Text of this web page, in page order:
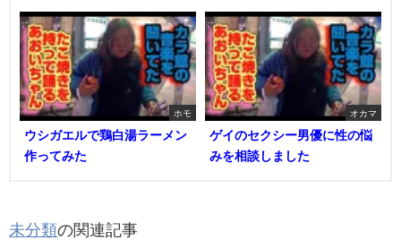
ホモ
ウシガエルで鶏白湯ラーメン
作ってみた
オカマ
ゲイのセクシー男優に性の悩
みを相談しました
未分類の関連記事